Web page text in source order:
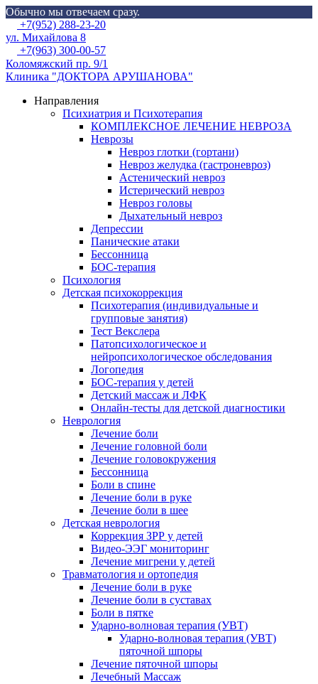
Обычно мы отвечаем сразу.
Skip
to
content
Menu+7(952) 288-23-20
ул. Михайлова 8
+7(963) 300-00-57
Коломяжский пр. 9/1
Клиника "ДОКТОРА АРУШАНОВА"
Направления
Психиатрия и Психотерапия
КОМПЛЕКСНОЕ ЛЕЧЕНИЕ НЕВРОЗА
Неврозы
Невроз глотки (гортани)
Невроз желудка (гастроневроз)
Астенический невроз
Истерический невроз
Невроз головы
Дыхательный невроз
Депрессии
Панические атаки
Бессонница
БОС-терапия
Психология
Детская психокоррекция
Психотерапия (индивидуальные и
групповые занятия)
Тест Векслера
Патопсихологическое и
нейропсихологическое обследования
Логопедия
БОС-терапия у детей
Детский массаж и ЛФК
Онлайн-тесты для детской диагностики
Неврология
Лечение боли
Лечение головной боли
Лечение головокружения
Бессонница
Боли в спине
Лечение боли в руке
Лечение боли в шее
Детская неврология
Коррекция ЗРР у детей
Видео-ЭЭГ мониторинг
Лечение мигрени у детей
Травматология и ортопедия
Лечение боли в руке
Лечение боли в суставах
Боли в пятке
Ударно-волновая терапия (УВТ)
Ударно-волновая терапия (УВТ)
пяточной шпоры
Лечение пяточной шпоры
Лечебный Массаж